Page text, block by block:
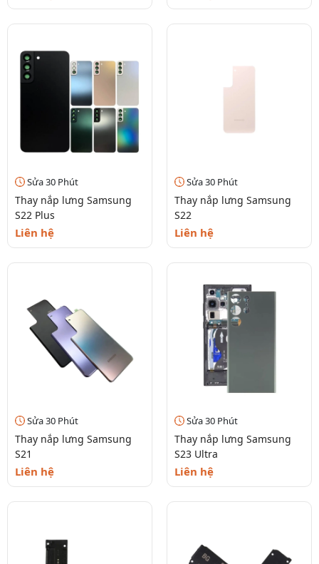
Sửa 30 Phút
Thay nắp lưng Samsung
S22 Plus
Liên hệ
Sửa 30 Phút
Thay nắp lưng Samsung
S22
Liên hệ
Sửa 30 Phút
Thay nắp lưng Samsung
S21
Liên hệ
Sửa 30 Phút
Thay nắp lưng Samsung
S23 Ultra
Liên hệ